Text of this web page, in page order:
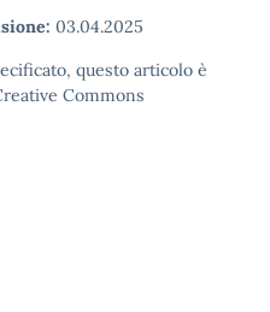
03.04.2025
questo articolo è
Commons